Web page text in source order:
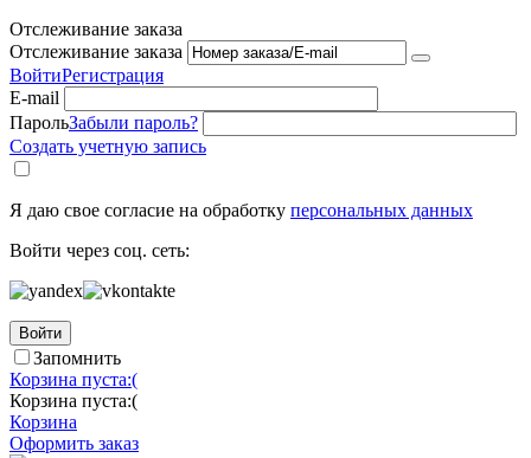
Отслеживание заказа
Отслеживание заказа
ВойтиРегистрация
E-mail
ПарольЗабыли пароль?
Создать учетную запись
Я даю свое согласие на обработку персональных данных
Войти через соц. сеть:
Войти
Запомнить
Корзина пуста:(
Корзина пуста:(
Корзина
Оформить заказ